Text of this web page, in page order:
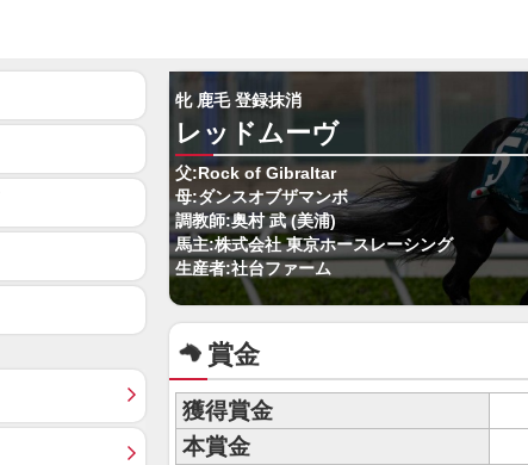
牝 鹿毛 登録抹消
レッドムーヴ
父:Rock of Gibraltar
母:ダンスオブザマンボ
調教師:奥村 武 (美浦)
馬主:株式会社 東京ホースレーシング
生産者:社台ファーム
賞金
獲得賞金
本賞金